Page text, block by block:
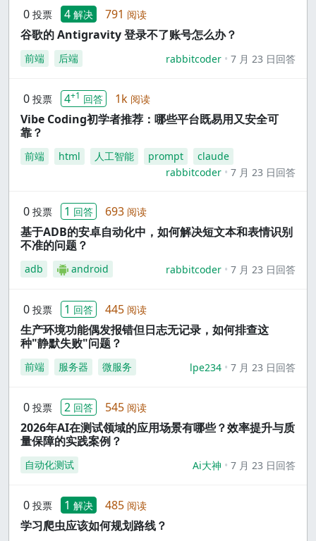
0 投票 4 解决 791 阅读
谷歌的 Antigravity 登录不了账号怎么办？
前端 后端 rabbitcoder 7 月 23 日回答
0 投票 4+1 回答 1k 阅读
Vibe Coding初学者推荐：哪些平台既易用又安全可
靠？
前端 html 人工智能 prompt
claude
rabbitcoder
7 月 23 日回答
0 投票 1 回答 693 阅读
基于ADB的安卓自动化中，如何解决短文本和表情识别
不准的问题？
adb android rabbitcoder 7 月 23 日回答
0 投票 1 回答 445 阅读
生产环境功能偶发报错但日志无记录，如何排查这
种"静默失败"问题？
前端 服务器 微服务 lpe234 7 月 23 日回答
0 投票 2 回答 545 阅读
2026年AI在测试领域的应用场景有哪些？效率提升与质
量保障的实践案例？
自动化测试 Ai大神 7 月 23 日回答
0 投票 1 解决 485 阅读
学习爬虫应该如何规划路线？